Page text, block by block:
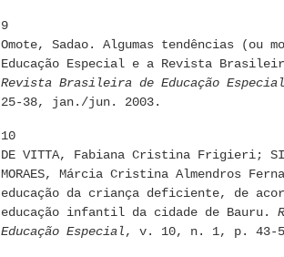
9
Omote, Sadao. Algumas tendências (ou
Educação Especial e a Revista
Revista Brasileira de Educação Especial
25-38, jan./jun. 2003.
10
DE VITTA, Fabiana Cristina Frigieri;
MORAES, Márcia Cristina Almendros
educação da criança deficiente, de
educação infantil da cidade de Bauru.
Educação Especial, v. 10, n. 1, p. 43-